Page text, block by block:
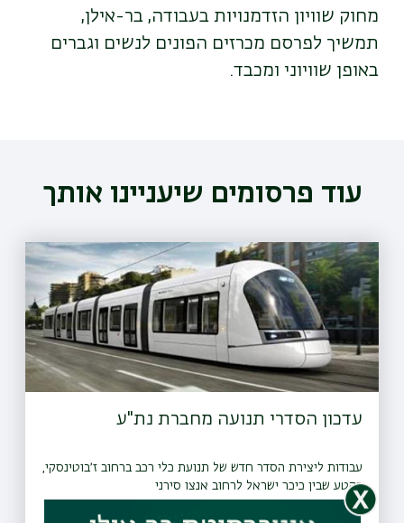
מחוק שוויון הזדמנויות בעבודה, בר-אילן,
תמשיך לפרסם מכרזים הפונים לנשים וגברים
באופן שוויוני ומכבד.
עוד פרסומים שיעניינו אותך
עדכון הסדרי תנועה מחברת נת"ע
עבודות ליצירת הסדר חדש של תנועת כלי רכב ברחוב ז׳בוטינסקי,
בקטע שבין כיכר ישראל לרחוב אנצו סירני